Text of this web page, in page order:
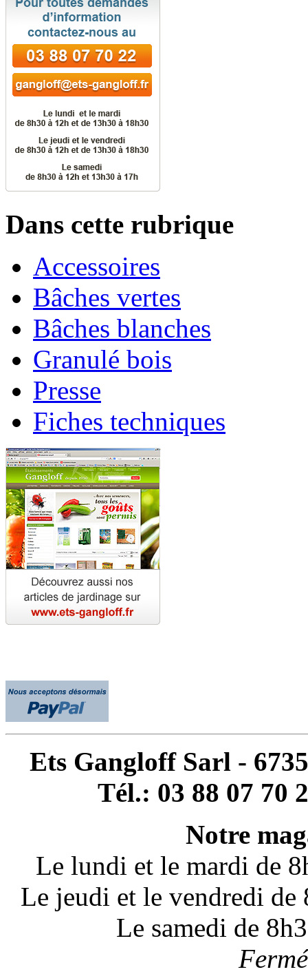
Dans cette rubrique
Accessoires
Bâches vertes
Bâches blanches
Granulé bois
Presse
Fiches techniques
Ets Gangloff Sarl -
Tél.: 03 88 07 70
Notre
Le lundi et le mardi de
Le jeudi et le vendredi de
Le samedi de